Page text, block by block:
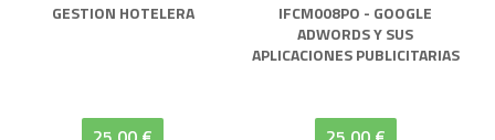
GESTION HOTELERA
IFCM008PO - GOOGLE
ADWORDS Y SUS
APLICACIONES PUBLICITARIAS